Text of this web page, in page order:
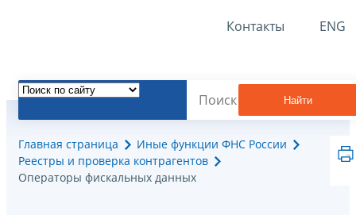
Контакты ENG
Найти
Главная страница
Иные функции ФНС России
Реестры и проверка контрагентов
Операторы фискальных данных